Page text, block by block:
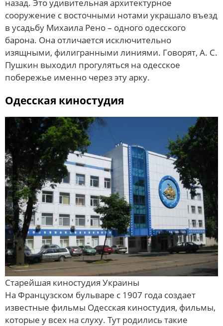
назад. Это удивительная архитектурное
сооружение с восточными нотами украшало въезд
в усадьбу Михаила Рено – одного одесского
барона. Она отличается исключительно
изящными, филигранными линиями. Говорят, А. С.
Пушкин выходил прогуляться на одесское
побережье именно через эту арку.
Одесская киностудия
Старейшая киностудия Украины
На Французском бульваре с 1907 года создает
известные фильмы Одесская киностудия, фильмы,
которые у всех на слуху. Тут родились такие